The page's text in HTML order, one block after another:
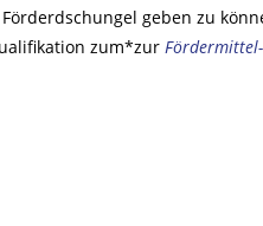
geben zu
zum*zur Fördermittel-